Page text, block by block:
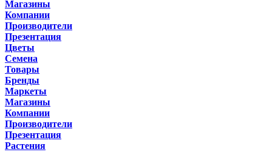
Магазины
Компании
Производители
Презентация
Цветы
Семена
Товары
Бренды
Маркеты
Магазины
Компании
Производители
Презентация
Растения